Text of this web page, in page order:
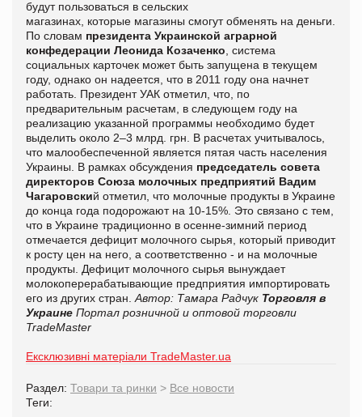
будут пользоваться в сельских
магазинах, которые магазины смогут обменять на деньги.
По словам президента Украинской аграрной
конфедерации Леонида Козаченко , система
социальных карточек может быть запущена в текущем
году, однако он надеется, что в 2011 году она начнет
работать. Президент УАК отметил, что, по
предварительным расчетам, в следующем году на
реализацию указанной программы необходимо будет
выделить около 2–3 млрд. грн. В расчетах учитывалось,
что малообеспеченной является пятая часть населения
Украины. В рамках обсуждения председатель совета
директоров Союза молочных предприятий Вадим
Чагаровский отметил, что молочные продукты в Украине
до конца года подорожают на 10-15%. Это связано с тем,
что в Украине традиционно в осенне-зимний период
отмечается дефицит молочного сырья, который приводит
к росту цен на него, а соответственно - и на молочные
продукты. Дефицит молочного сырья вынуждает
молокоперерабатывающие предприятия импортировать
его из других стран. Автор: Тамара Радчук Торговля в
Украине Портал розничной и оптовой торговли
TradeMaster
Ексклюзивні матеріали TradeMaster.ua
Раздел: Товари та ринки > Все новости
Теги: